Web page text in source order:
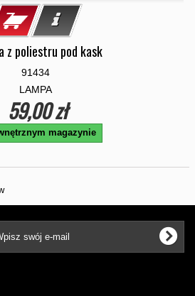
z poliestru pod kask
91434
LAMPA
59,00 zł
magazynie